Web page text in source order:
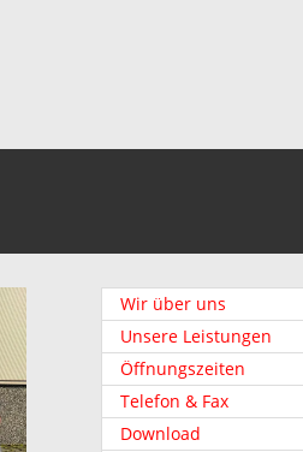
Wir über uns
Unsere Leistungen
Öffnungszeiten
Telefon & Fax
Download